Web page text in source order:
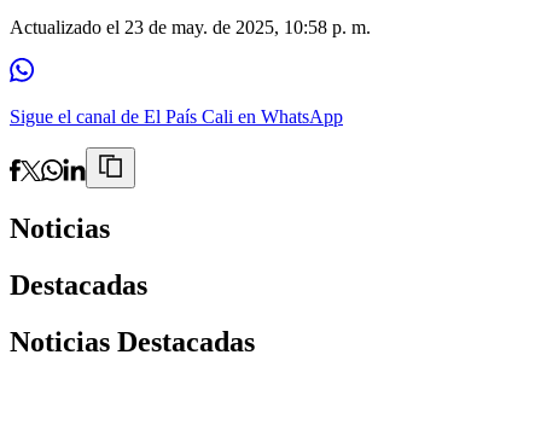
Actualizado el 23 de may. de 2025, 10:58 p. m.
Sigue el canal de El País Cali en WhatsApp
Noticias
Destacadas
Noticias Destacadas